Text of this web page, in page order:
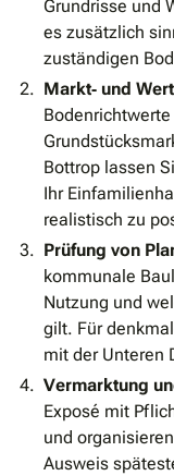
Grundrisse und
es zusätzlich
zuständigen
Markt‐ und
Bodenrichtwerte
Bottrop lassen
Ihr
realistisch zu
Prüfung von
kommunale
Nutzung und
gilt. Für
mit der Unteren
Vermarktung
Exposé mit
und
Ausweis